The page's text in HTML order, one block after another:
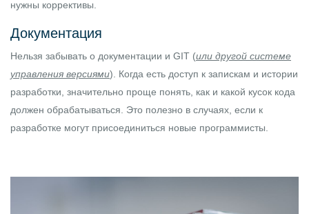
нужны коррективы.
Документация
Нельзя забывать о документации и GIT (или другой системе
управления версиями). Когда есть доступ к запискам и истории
разработки, значительно проще понять, как и какой кусок кода
должен обрабатываться. Это полезно в случаях, если к
разработке могут присоединиться новые программисты.